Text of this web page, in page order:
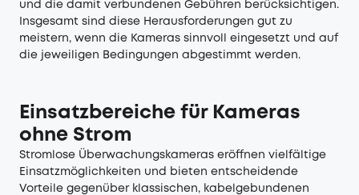
und die damit verbundenen Gebühren berücksichtigen.
Insgesamt sind diese Herausforderungen gut zu
meistern, wenn die Kameras sinnvoll eingesetzt und auf
die jeweiligen Bedingungen abgestimmt werden.
Einsatzbereiche für Kameras
ohne Strom
Stromlose Überwachungskameras eröffnen vielfältige
Einsatzmöglichkeiten und bieten entscheidende
Vorteile gegenüber klassischen, kabelgebundenen